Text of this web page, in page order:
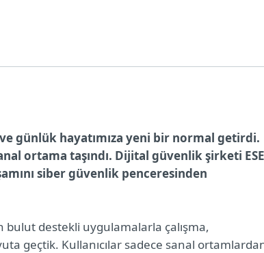
günlük hayatımıza yeni bir normal getirdi.
ortama taşındı. Dijital güvenlik şirketi
siber güvenlik penceresinden
destekli uygulamalarla çalışma,
geçtik. Kullanıcılar sadece sanal